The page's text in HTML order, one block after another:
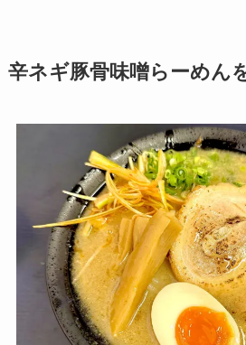
辛ネギ豚骨味噌らーめん